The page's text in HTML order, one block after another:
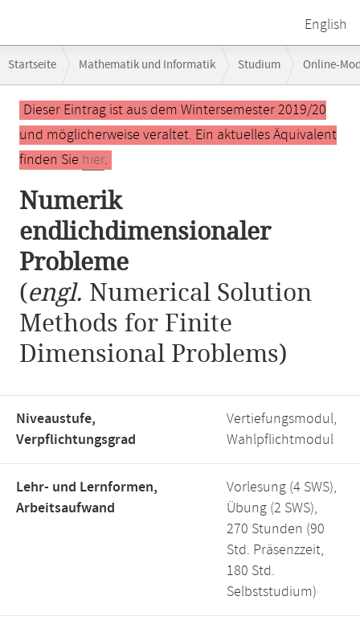
English
Navigation
Startseite Mathematik und Informatik Studium Online-
Hauptinhalt
Dieser Eintrag ist aus dem Wintersemester 2019/20
und möglicherweise veraltet. Ein aktuelles Äquivalent
finden Sie hier.
Numerik
endlichdimensionaler
Probleme
(engl. Numerical Solution
Methods for Finite
Dimensional Problems)
Niveaustufe,
Verpflichtungsgrad
Vertiefungsmodul,
Wahlpflichtmodul
Lehr- und Lernformen,
Arbeitsaufwand
Vorlesung (4 SWS),
Übung (2 SWS),
270 Stunden (90
Std. Präsenzzeit,
180 Std.
Selbststudium)